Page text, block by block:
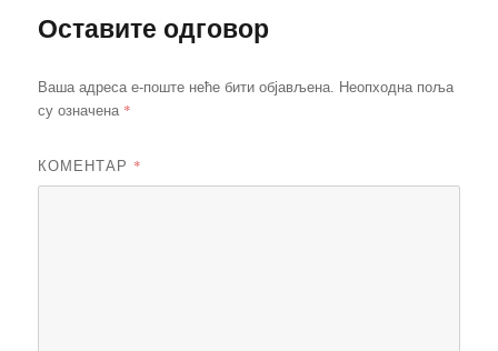
Оставите одговор
Ваша адреса е-поште неће бити објављена. Неопходна поља
су означена *
КОМЕНТАР *